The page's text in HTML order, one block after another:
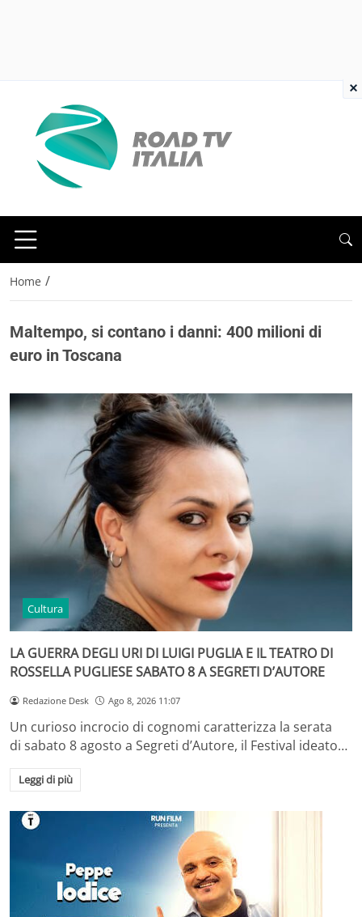
Home /
Maltempo, si contano i danni: 400 milioni di
euro in Toscana
Cultura
LA GUERRA DEGLI URI DI LUIGI PUGLIA E IL TEATRO DI
ROSSELLA PUGLIESE SABATO 8 A SEGRETI D’AUTORE
Redazione Desk Ago 8, 2026 11:07
Un curioso incrocio di cognomi caratterizza la serata
di sabato 8 agosto a Segreti d’Autore, il Festival ideato…
Leggi di più
×